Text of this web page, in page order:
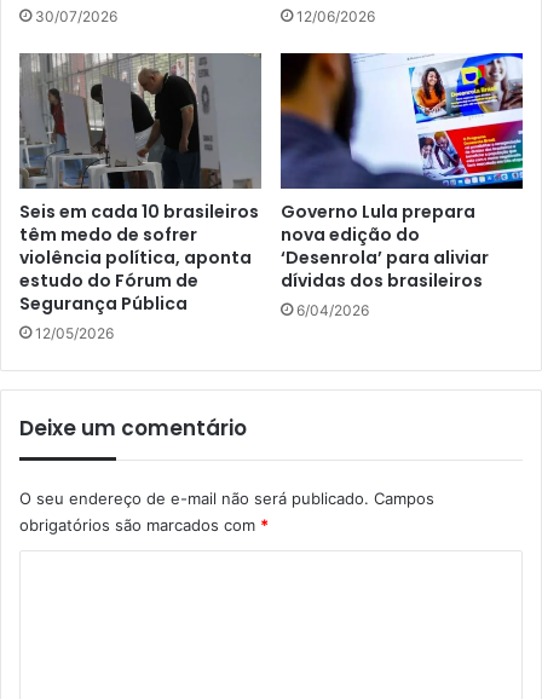
30/07/2026 12/06/2026
Seis em cada 10 brasileiros
têm medo de sofrer
violência política, aponta
estudo do Fórum de
Segurança Pública
12/05/2026
Governo Lula prepara
nova edição do
‘Desenrola’ para aliviar
dívidas dos brasileiros
6/04/2026
Deixe um comentário
O seu endereço de e-mail não será publicado. Campos
obrigatórios são marcados com *